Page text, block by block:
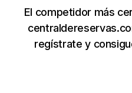
El competidor más
regístrate y